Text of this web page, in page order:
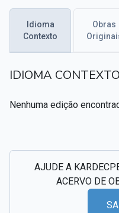
Hippolyte Léon
Textos citados em O
CSI - Imagens e
Idioma
Contexto
Obras
IDIOMA CONTEXTO
Nenhuma edição
AJUDE A
ACERVO DE